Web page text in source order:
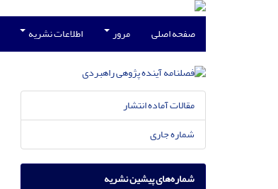
صفحه اصلی مرور اطلاعات نشریه
مقالات آماده انتشار
شماره جاری
شماره‌های پیشین نشریه